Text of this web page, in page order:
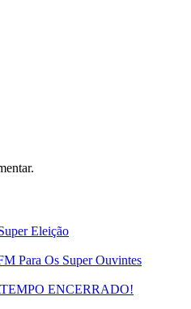
Eleição
Para Os Super Ouvintes
ENCERRADO!